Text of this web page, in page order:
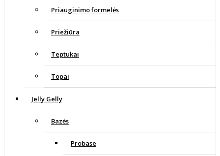
Priauginimo formelės
Priežiūra
Teptukai
Topai
Jelly Gelly
Bazės
Probase